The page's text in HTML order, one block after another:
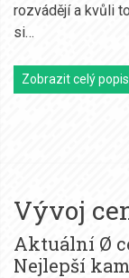
rozvádějí a kvůli
si…
Zobrazit celý popis
Vývoj
Aktuální Ø
Nejlepší